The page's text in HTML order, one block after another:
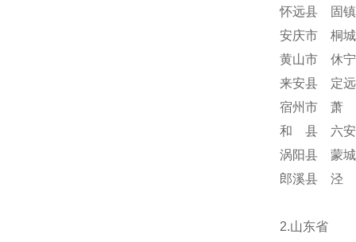
怀远县 固
安庆市 桐
黄山市 休
来安县 定
宿州市 萧
和 县 六
涡阳县 蒙
郎溪县 泾
2.山东省